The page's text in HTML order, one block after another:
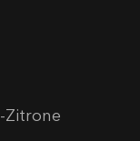
Zitrone